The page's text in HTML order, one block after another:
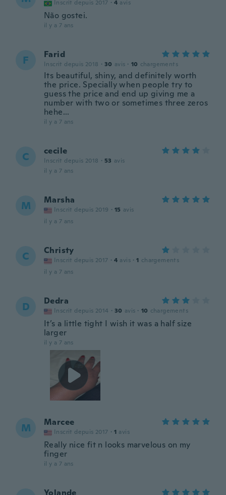
Inscrit depuis 2017 · 4 avis
Não gostei.
il y a 7 ans
F Farid
Inscrit depuis 2018 · 30 avis · 10 chargements
Its beautiful, shiny, and definitely worth
the price. Specially when people try to
guess the price and end up giving me a
number with two or sometimes three zeros
hehe...
il y a 7 ans
C cecile
Inscrit depuis 2018 · 53 avis
il y a 7 ans
M Marsha
Inscrit depuis 2019 · 15 avis
il y a 7 ans
C Christy
Inscrit depuis 2017 · 4 avis · 1 chargements
il y a 7 ans
D Dedra
Inscrit depuis 2014 · 30 avis · 10 chargements
It’s a little tight I wish it was a half size
larger
il y a 7 ans
M Marcee
Inscrit depuis 2017 · 1 avis
Really nice fit n looks marvelous on my
finger
il y a 7 ans
Yolande